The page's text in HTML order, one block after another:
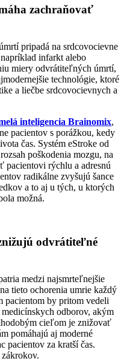
zachraňovať
pripadá na srdcovocievne
infarkt alebo
miery odvrátiteľných úmrtí,
technológie, ktoré
a liečbe srdcovocievnych a
inteligencia Brainomix,
pacientov s porážkou, kedy
čas. Systém eStroke od
poškodenia mozgu, na
pacientovi rýchlu a adresnú
radikálne zvyšujú šance
a to aj u tých, u ktorých
možná.
odvrátiteľné
medzi najsmrteľnejšie
tieto ochorenia umrie každý
by pritom vedeli
odborov, akým
cieľom je znižovať
pomáhajú aj moderné
pacientov za kratší čas.